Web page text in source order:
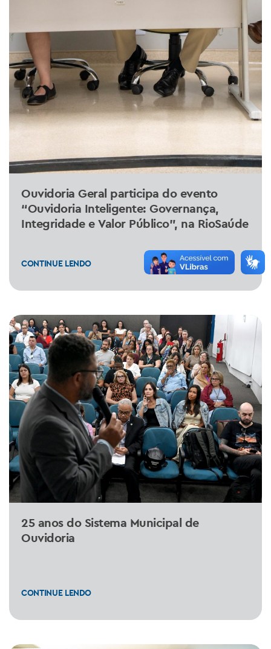
Ouvidoria Geral participa do evento
“Ouvidoria Inteligente: Governança,
Integridade e Valor Público”, na RioSaúde
CONTINUE LENDO
25 anos do Sistema Municipal de
Ouvidoria
CONTINUE LENDO